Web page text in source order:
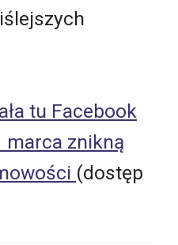
tu Facebook
marca znikną
(dostęp